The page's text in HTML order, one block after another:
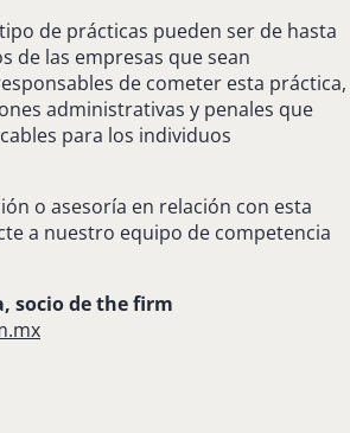
de prácticas pueden ser de hasta
de las empresas que sean
de cometer esta práctica,
administrativas y penales que
para los individuos
o asesoría en relación con esta
a nuestro equipo de competencia
socio de the firm